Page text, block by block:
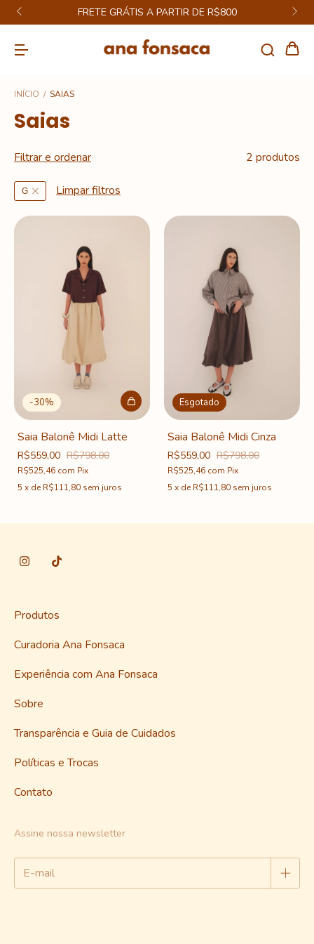
FRETE GRÁTIS A PARTIR DE R$800
INÍCIO / SAIAS
Saias
Filtrar e ordenar 2 produtos
G Limpar filtros
-30%
Saia Balonê Midi Latte
R$559,00 R$798,00
R$525,46 com Pix
5 x deR$111,80 sem juros
Esgotado
Saia Balonê Midi Cinza
R$559,00 R$798,00
R$525,46 com Pix
5 x deR$111,80 sem juros
Produtos
Curadoria Ana Fonsaca
Experiência com Ana Fonsaca
Sobre
Transparência e Guia de Cuidados
Políticas e Trocas
Contato
Assine nossa newsletter